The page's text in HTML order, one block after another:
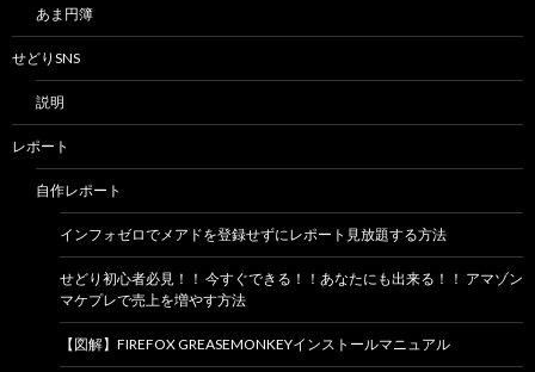
あま円簿
せどりSNS
説明
レポート
自作レポート
インフォゼロでメアドを登録せずにレポート見放題する方法
せどり初心者必見！！ 今すぐできる！！あなたにも出来る！！ アマゾン
マケプレで売上を増やす方法
【図解】FIREFOX GREASEMONKEYインストールマニュアル